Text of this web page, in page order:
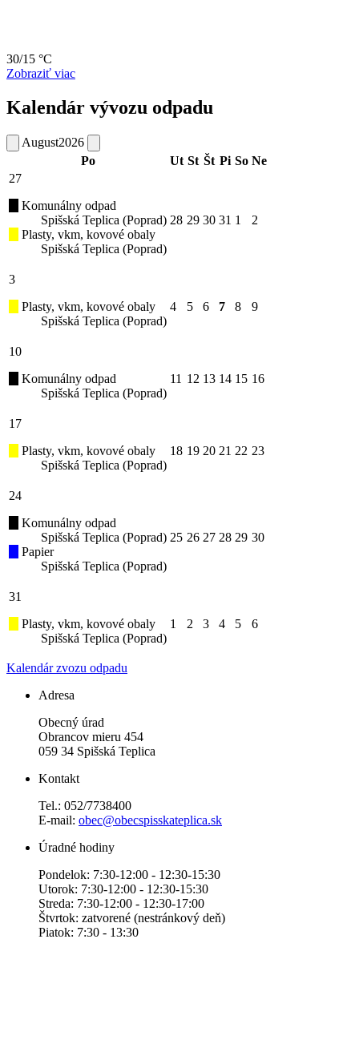
30/15 °C
Zobraziť viac
Kalendár vývozu odpadu
August2026
Po
Ut St Št Pi So Ne
27
Komunálny odpad
Spišská Teplica (Poprad)
Plasty, vkm, kovové obaly
Spišská Teplica (Poprad)
28 29 30 31 1 2
3
Plasty, vkm, kovové obaly
Spišská Teplica (Poprad)
4 5 6 7 8 9
10
Komunálny odpad
Spišská Teplica (Poprad)
11 12 13 14 15 16
17
Plasty, vkm, kovové obaly
Spišská Teplica (Poprad)
18 19 20 21 22 23
24
Komunálny odpad
Spišská Teplica (Poprad)
Papier
Spišská Teplica (Poprad)
25 26 27 28 29 30
31
Plasty, vkm, kovové obaly
Spišská Teplica (Poprad)
1 2 3 4 5 6
Kalendár zvozu odpadu
Adresa
Obecný úrad
Obrancov mieru 454
059 34 Spišská Teplica
Kontakt
Tel.: 052/7738400
E-mail: obec@obecspisskateplica.sk
Úradné hodiny
Pondelok: 7:30-12:00 - 12:30-15:30
Utorok: 7:30-12:00 - 12:30-15:30
Streda: 7:30-12:00 - 12:30-17:00
Štvrtok: zatvorené (nestránkový deň)
Piatok: 7:30 - 13:30